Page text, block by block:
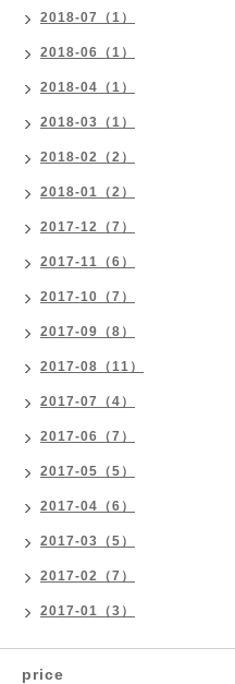
2018-07（1）
2018-06（1）
2018-04（1）
2018-03（1）
2018-02（2）
2018-01（2）
2017-12（7）
2017-11（6）
2017-10（7）
2017-09（8）
2017-08（11）
2017-07（4）
2017-06（7）
2017-05（5）
2017-04（6）
2017-03（5）
2017-02（7）
2017-01（3）
price